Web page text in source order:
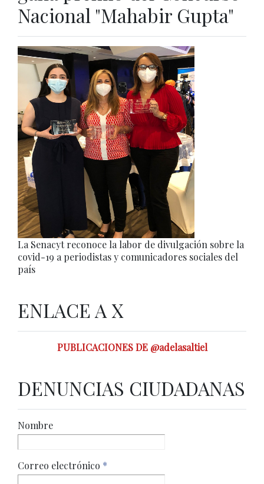
Nacional "Mahabir Gupta"
La Senacyt reconoce la labor de divulgación sobre la
covid-19 a periodistas y comunicadores sociales del
país
ENLACE A X
PUBLICACIONES DE @adelasaltiel
DENUNCIAS CIUDADANAS
Nombre
Correo electrónico *